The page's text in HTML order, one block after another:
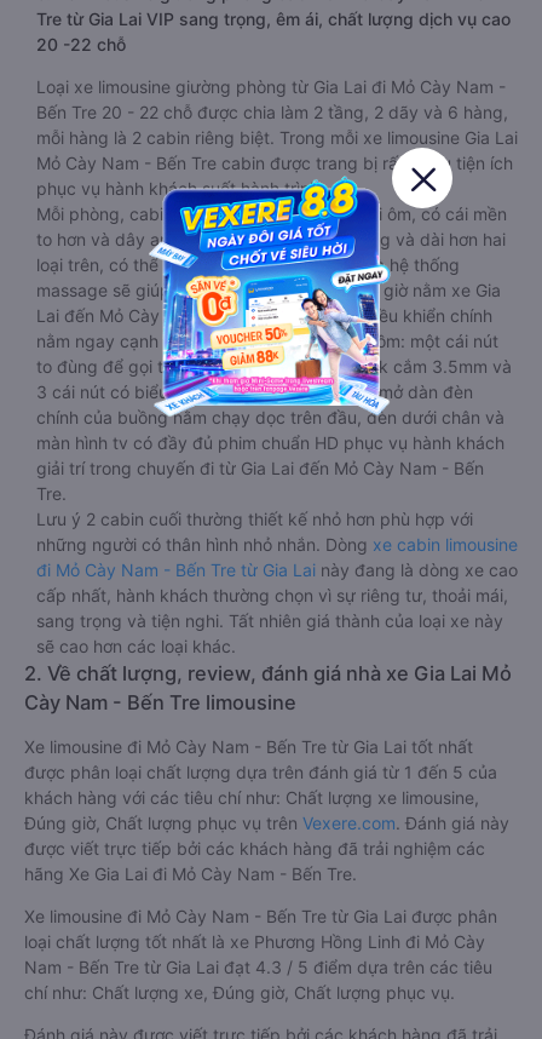
Tre từ Gia Lai VIP sang trọng, êm ái, chất lượng dịch vụ cao
20 -22 chỗ
Loại xe limousine giường phòng từ Gia Lai đi Mỏ Cày Nam -
Bến Tre 20 - 22 chỗ được chia làm 2 tầng, 2 dãy và 6 hàng,
mỗi hàng là 2 cabin riêng biệt. Trong mỗi xe limousine Gia Lai
Mỏ Cày Nam - Bến Tre cabin được trang bị rất nhiều tiện ích
phục vụ hành khách suốt hành trình.
Mỗi phòng, cabin đều có gối nằm rời, có gối ôm, có cái mền
to hơn và dây an toàn seat belt. Giường rộng và dài hơn hai
loại trên, có thể lăn lộn thoải mái. Đặc biệt là hệ thống
massage sẽ giúp bạn thư giãn trong những giờ nằm xe Gia
Lai đến Mỏ Cày Nam - Bến Tre dài. Bảng điều khiển chính
nằm ngay cạnh đầu để tiện tay tuỳ chỉnh gồm: một cái nút
to đùng để gọi tiếp viên, 2 cổng USB , 1 jack cắm 3.5mm và
3 cái nút có biểu tượng nguồn dùng để tắt/mở dàn đèn
chính của buồng nằm chạy dọc trên đầu, đèn dưới chân và
màn hình tv có đầy đủ phim chuẩn HD phục vụ hành khách
giải trí trong chuyến đi từ Gia Lai đến Mỏ Cày Nam - Bến
Tre.
Lưu ý 2 cabin cuối thường thiết kế nhỏ hơn phù hợp với
những người có thân hình nhỏ nhắn. Dòng xe cabin limousine
đi Mỏ Cày Nam - Bến Tre từ Gia Lai này đang là dòng xe cao
cấp nhất, hành khách thường chọn vì sự riêng tư, thoải mái,
sang trọng và tiện nghi. Tất nhiên giá thành của loại xe này
sẽ cao hơn các loại khác.
2. Về chất lượng, review, đánh giá nhà xe Gia Lai Mỏ
Cày Nam - Bến Tre limousine
Xe limousine đi Mỏ Cày Nam - Bến Tre từ Gia Lai tốt nhất
được phân loại chất lượng dựa trên đánh giá từ 1 đến 5 của
khách hàng với các tiêu chí như: Chất lượng xe limousine,
Đúng giờ, Chất lượng phục vụ trên Vexere.com. Đánh giá này
được viết trực tiếp bởi các khách hàng đã trải nghiệm các
hãng Xe Gia Lai đi Mỏ Cày Nam - Bến Tre.
Xe limousine đi Mỏ Cày Nam - Bến Tre từ Gia Lai được phân
loại chất lượng tốt nhất là xe Phương Hồng Linh đi Mỏ Cày
Nam - Bến Tre từ Gia Lai đạt 4.3 / 5 điểm dựa trên các tiêu
chí như: Chất lượng xe, Đúng giờ, Chất lượng phục vụ.
Đánh giá này được viết trực tiếp bởi các khách hàng đã trải